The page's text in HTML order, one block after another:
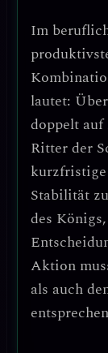
Im
lautet:
doppelt
Ritter der
Stabilität
des
Aktion
als auch